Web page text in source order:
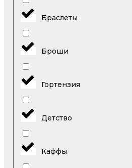
Браслеты
Броши
Гортензия
Детство
Каффы